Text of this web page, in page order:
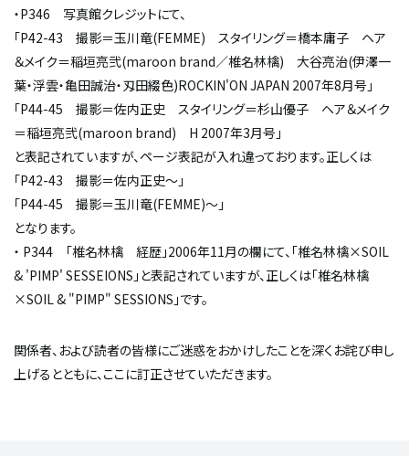
・P346 写真館クレジットにて、
「P42-43 撮影＝玉川竜(FEMME) スタイリング＝橋本庸子 ヘア
＆メイク＝稲垣亮弐(maroon brand／椎名林檎) 大谷亮治(伊澤一
葉・浮雲・亀田誠治・刄田綴色)ROCKIN'ON JAPAN 2007年8月号」
「P44-45 撮影＝佐内正史 スタイリング＝杉山優子 ヘア＆メイク
＝稲垣亮弐(maroon brand) H 2007年3月号」
と表記されていますが、ページ表記が入れ違っております。正しくは
「P42-43 撮影＝佐内正史～」
「P44-45 撮影＝玉川竜(FEMME)～」
となります。
・ P344 「椎名林檎 経歴」2006年11月の欄にて、「椎名林檎×SOIL
& 'PIMP' SESSEIONS」と表記されていますが、正しくは「椎名林檎
×SOIL & "PIMP" SESSIONS」です。
関係者、および読者の皆様にご迷惑をおかけしたことを深くお詫び申し
上げるとともに、ここに訂正させていただきます。